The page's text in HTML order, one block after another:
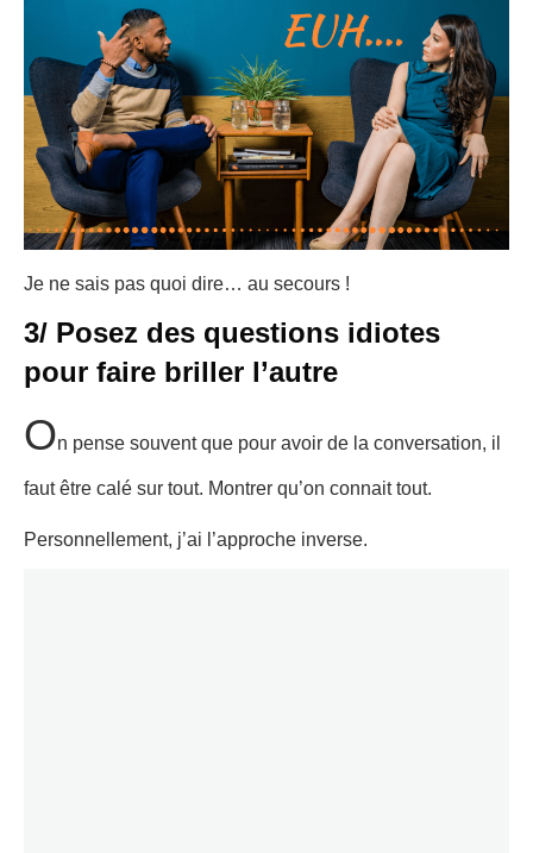
Je ne sais pas quoi dire… au secours !
3/ Posez des questions idiotes
pour faire briller l’autre
On pense souvent que pour avoir de la conversation, il
faut être calé sur tout. Montrer qu’on connait tout.
Personnellement, j’ai l’approche inverse.